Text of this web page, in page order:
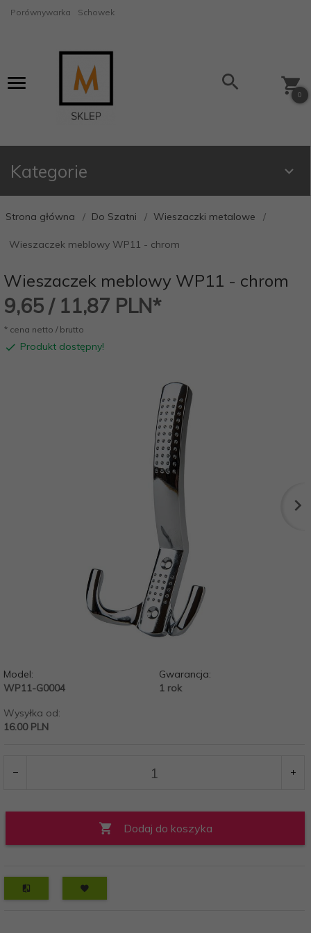
Porównywarka Schowek
0
Kategorie
Strona główna Do Szatni Wieszaczki metalowe
Wieszaczek meblowy WP11 - chrom
Wieszaczek meblowy WP11 - chrom
9,65 / 11,87 PLN*
* cena netto / brutto
Produkt dostępny!
Model:
WP11-G0004
Gwarancja:
1 rok
Wysyłka od:
16.00 PLN
Dodaj do koszyka